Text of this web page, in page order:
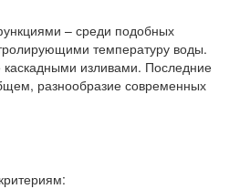
– среди подобных
температуру воды.
изливами. Последние
разнообразие современных